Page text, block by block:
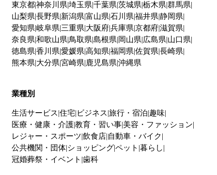
東京都神奈川県 埼玉県 千葉県 茨城県 栃木県 群馬県
山梨県 長野県 新潟県 富山県 石川県 福井県 静岡県
愛知県 岐阜県 三重県 大阪府兵庫県 京都府滋賀県
奈良県 和歌山県 鳥取県 島根県 岡山県 広島県 山口県
徳島県 香川県 愛媛県 高知県 福岡県 佐賀県 長崎県
熊本県 大分県 宮崎県 鹿児島県 沖縄県
業種別
生活サービス 住宅 ビジネス 旅行・宿泊 趣味
医療・健康・介護教育・習い事 美容・ファッション
レジャー・スポーツ 飲食店 自動車・バイク
公共機関・団体 ショッピングペット 暮らし
冠婚葬祭・イベント 歯科